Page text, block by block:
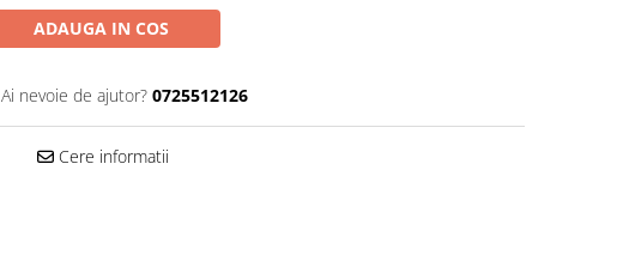
ADAUGA IN COS
Ai nevoie de ajutor? 0725512126
Cere informatii